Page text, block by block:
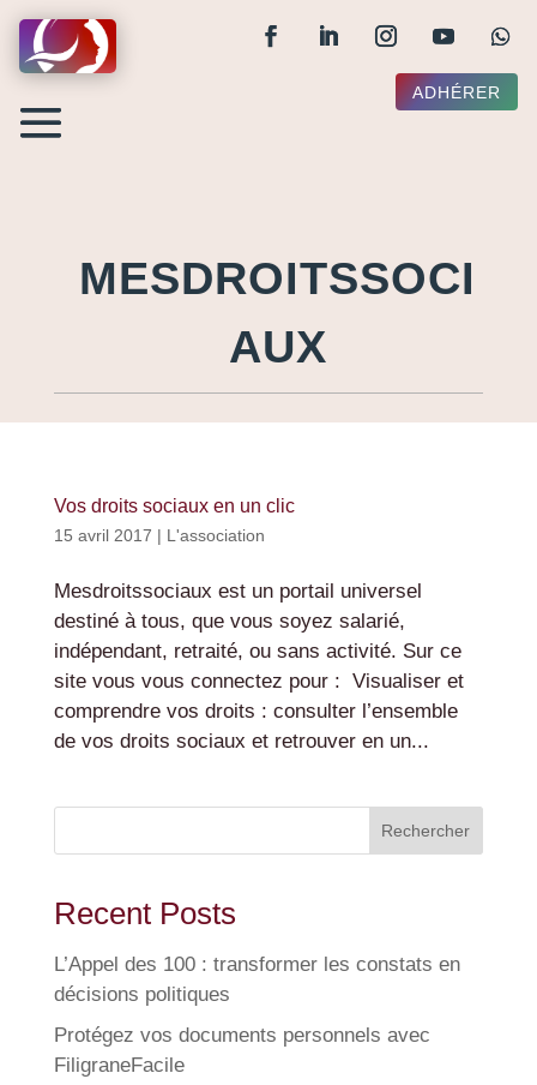
ADHÉRER
MESDROITSSOCI
AUX
Vos droits sociaux en un clic
15 avril 2017 | L'association
Mesdroitssociaux est un portail universel
destiné à tous, que vous soyez salarié,
indépendant, retraité, ou sans activité. Sur ce
site vous vous connectez pour : Visualiser et
comprendre vos droits : consulter l’ensemble
de vos droits sociaux et retrouver en un...
Rechercher
Recent Posts
L’Appel des 100 : transformer les constats en
décisions politiques
Protégez vos documents personnels avec
FiligraneFacile